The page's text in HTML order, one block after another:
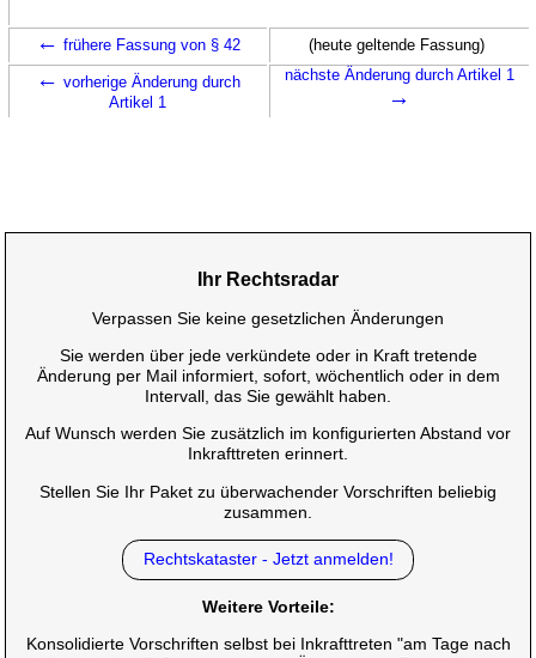
← frühere Fassung von § 42 (heute geltende Fassung)
← vorherige Änderung durch
Artikel 1
nächste Änderung durch Artikel 1
→
Ihr Rechtsradar
Verpassen Sie keine gesetzlichen Änderungen
Sie werden über jede verkündete oder in Kraft tretende
Änderung per Mail informiert, sofort, wöchentlich oder in dem
Intervall, das Sie gewählt haben.
Auf Wunsch werden Sie zusätzlich im konfigurierten Abstand vor
Inkrafttreten erinnert.
Stellen Sie Ihr Paket zu überwachender Vorschriften beliebig
zusammen.
Rechtskataster - Jetzt anmelden!
Weitere Vorteile:
Konsolidierte Vorschriften selbst bei Inkrafttreten "am Tage nach